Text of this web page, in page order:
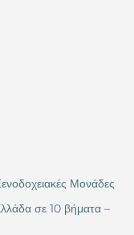
Μονάδες
σε 10 βήματα –